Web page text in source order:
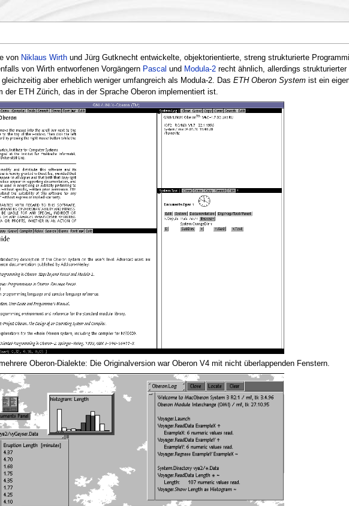
von Niklaus Wirthund Jürg Gutknecht entwickelte, objektorientierte, streng strukturierte
von Wirth entworfenen Vorgängern Pascal und Modula-2recht ähnlich, allerdings strukturierter
aber erheblich weniger umfangreich als Modula-2. Das ETH Oberon Systemist ein
der ETH Zürich, das in der Sprache Oberon implementiert ist.
Oberon-Dialekte: Die Originalversion war Oberon V4 mit nicht überlappenden Fenstern.